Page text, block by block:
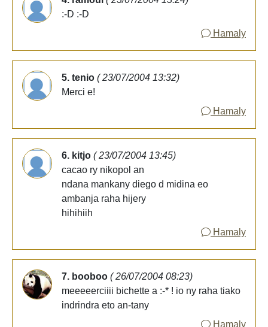
:-D :-D
Hamaly
5. tenio ( 23/07/2004 13:32)
Merci e!
Hamaly
6. kitjo ( 23/07/2004 13:45)
cacao ry nikopol an
ndana mankany diego d midina eo
ambanja raha hijery
hihihiih
Hamaly
7. booboo ( 26/07/2004 08:23)
meeeeerciiii bichette a :-* ! io ny raha tiako
indrindra eto an-tany
Hamaly